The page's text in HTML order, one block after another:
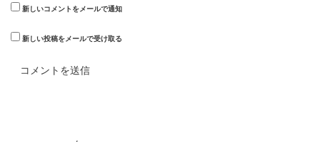
新しいコメントをメールで通知
新しい投稿をメールで受け取る